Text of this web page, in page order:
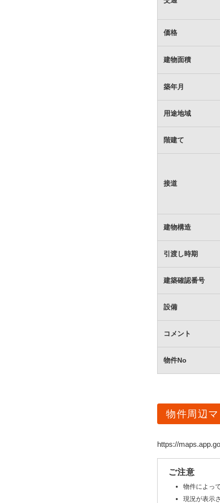
価格
建物面積
築年月
用途地域
階建て
接道
建物構造
引渡し時期
建築確認番号
設備
コメント
物件No
物件周辺
https://
ご注意
物件によっ
現況が表示